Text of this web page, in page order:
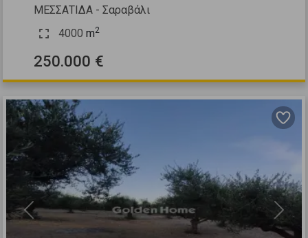
ΜΕΣΣΑΤΙΔΑ - Σαραβάλι
4000 m2
250.000 €
Previous Next